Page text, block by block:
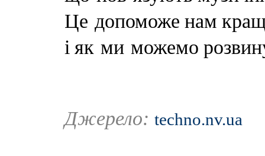
Це допоможе нам
і як ми можемо
Джерело: techno.nv.ua